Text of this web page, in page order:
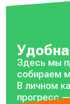
Здесь мы
собираем
В личном
прогресс